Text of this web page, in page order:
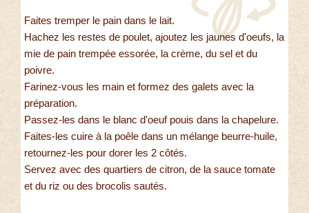
Faites tremper le pain dans le lait.
Hachez les restes de poulet, ajoutez les jaunes d'oeufs, la
mie de pain trempée essorée, la crème, du sel et du
poivre.
Farinez-vous les main et formez des galets avec la
préparation.
Passez-les dans le blanc d'oeuf pouis dans la chapelure.
Faites-les cuire à la poêle dans un mélange beurre-huile,
retournez-les pour dorer les 2 côtés.
Servez avec des quartiers de citron, de la sauce tomate
et du riz ou des brocolis sautés.